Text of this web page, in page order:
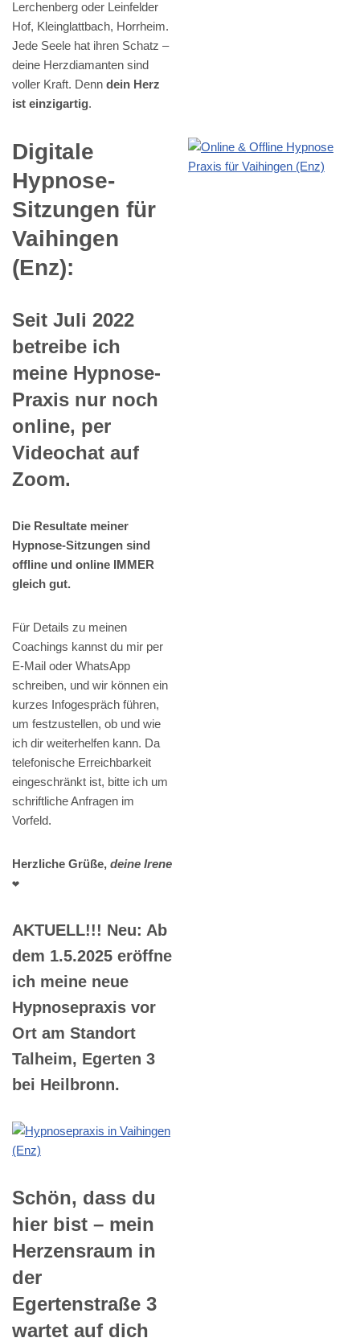
Lerchenberg oder Leinfelder
Hof, Kleinglattbach, Horrheim.
Jede Seele hat ihren Schatz –
deine Herzdiamanten sind
voller Kraft. Denn dein Herz
ist einzigartig.
Digitale
Hypnose-
Sitzungen für
Vaihingen
(Enz):
Seit Juli 2022
betreibe ich
meine Hypnose-
Praxis nur noch
online, per
Videochat auf
Zoom.
Die Resultate meiner
Hypnose-Sitzungen sind
offline und online IMMER
gleich gut.
Für Details zu meinen
Coachings kannst du mir per
E-Mail oder WhatsApp
schreiben, und wir können ein
kurzes Infogespräch führen,
um festzustellen, ob und wie
ich dir weiterhelfen kann. Da
telefonische Erreichbarkeit
eingeschränkt ist, bitte ich um
schriftliche Anfragen im
Vorfeld.
Herzliche Grüße, deine Irene
❤️
AKTUELL!!! Neu: Ab
dem 1.5.2025 eröffne
ich meine neue
Hypnosepraxis vor
Ort am Standort
Talheim, Egerten 3
bei Heilbronn.
Schön, dass du
hier bist – mein
Herzensraum in
der
Egertenstraße 3
wartet auf dich